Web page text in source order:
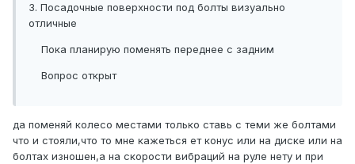
3. Посадочные поверхности под болты визуально
отличные
Пока планирую поменять переднее с задним
Вопрос открыт
да поменяй колесо местами только ставь с теми же болтами
что и стояли,что то мне кажеться ет конус или на диске или на
болтах изношен,а на скорости вибраций на руле нету и при